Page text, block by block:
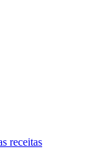
receitas